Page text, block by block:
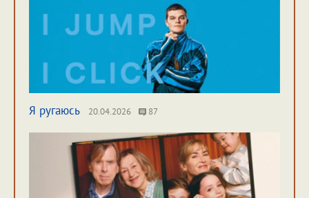
Я ругаюсь 20.04.2026 87